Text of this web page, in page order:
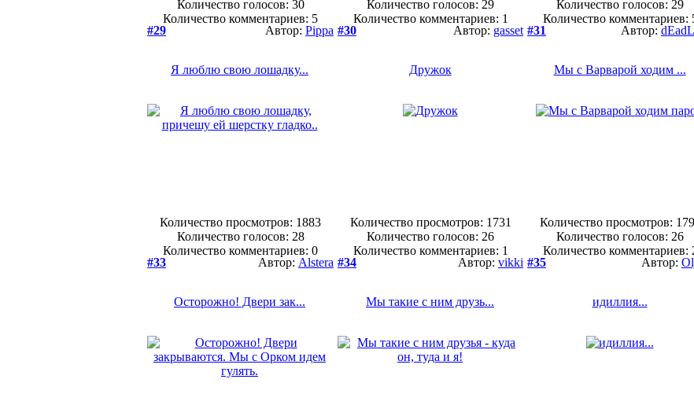
Количество голосов: 30
Количество комментариев: 5
Количество голосов: 29
Количество комментариев: 1
Количество голосов: 29
Количество комментариев:
#29
Автор: Pippa
Я люблю свою лошадку...
Количество просмотров: 1883
Количество голосов: 28
Количество комментариев: 0
#30 Автор: gasset
Дружок
Количество просмотров: 1731
Количество голосов: 26
Количество комментариев: 1
#31 Автор:
Мы с Варварой ходим ...
Количество просмотров:
Количество голосов: 26
Количество комментариев:
#33
Автор: Alstera
Осторожно! Двери зак...
#34 Автор: vikki
Мы такие с ним друзь...
#35 Автор:
идиллия...